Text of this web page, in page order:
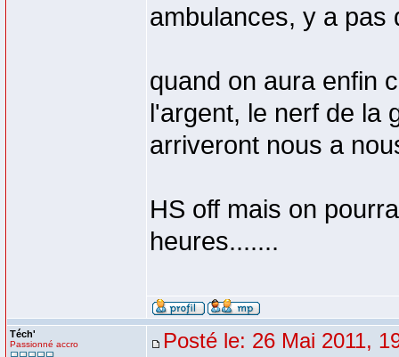
ambulances, y a pas
quand on aura enfin
l'argent, le nerf de la
arriveront nous a
HS off mais on
heures.......
Téch'
Passionné accro Posté le: 26 Mai 2011,